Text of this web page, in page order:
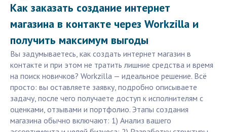
Как заказать создание интернет
магазина в контакте через Workzilla и
получить максимум выгоды
Вы задумываетесь, как создать интернет магазин в
контакте и при этом не тратить лишние средства и время
на поиск новичков? Workzilla — идеальное решение. Всё
просто: вы оставляете заявку, подробно описываете
задачу, после чего получаете доступ к исполнителям с
оценками, отзывами и портфолио. Этапы создания
магазина обычно включают: 1) Анализ вашего